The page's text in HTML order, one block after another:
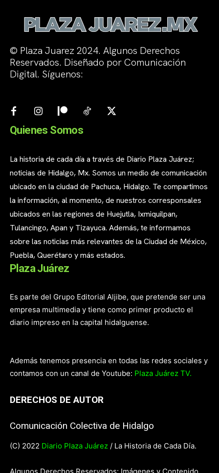
© Plaza Juarez 2024. Algunos Derechos
Reservados. Diseñado por Comunicación
Digital. Síguenos:
Quienes Somos
La historia de cada día a través de Diario Plaza Juárez;
noticias de Hidalgo, Mx. Somos un medio de comunicación
ubicado en la ciudad de Pachuca, Hidalgo. Te compartimos
la información, al momento, de nuestros corresponsales
ubicados en las regiones de Huejutla, Ixmiquilpan,
Tulancingo, Apan y Tizayuca. Además, te informamos
sobre las noticias más relevantes de la Ciudad de México,
Puebla, Querétaro y más estados.
Plaza Juárez
Es parte del Grupo Editorial Aljibe, que pretende ser una
empresa multimedia y tiene como primer producto el
diario impreso en la capital hidalguense.
Además tenemos presencia en todas las redes sociales y
contamos con un canal de Youtube: Plaza Juárez TV.
DERECHOS DE AUTOR
Comunicación Colectiva de Hidalgo
(C) 2022 Diario Plaza Juárez / La Historia de Cada Día.
Algunos Derechos Reservados: Imágenes y Contenido.